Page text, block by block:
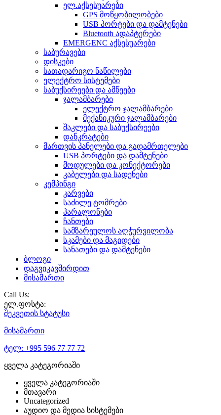
ელ.აქსესუარები
GPS მოწყობილობები
USB პორტები და დამტენები
Bluetooth ადაპტერები
EMERGENC აქსესუარები
საბურავები
დისკები
სათადარიგო ნაწილები
ელექტრო სისტემები
საბუქსირეები და ამწეები
ჯალამბარები
ელექტრო ჯალამბარები
მექანიკური ჯალამბარები
შაკლები და საბუქსირეები
დანკრატები
მართვის პანელები და გადამრთელები
USB პორტები და დამტენები
მოდულები და კონექტორები
კაბელები და სადენები
კემპინგი
კარვები
საძილე ტომრები
პარალონები
ჩანთები
სამზარეულოს აღჭურვილობა
სკამები და მაგიდები
სანათები და დამტენები
ბლოგი
დაგვიკავშირდით
მისამართი
Call Us:
ელ.ფოსტა:
შეკვეთის სტატუსი
მისამართი
ტელ: +995 596 77 77 72
ყველა კატეგორიაში
ყველა კატეგორიაში
მთავარი
Uncategorized
აუდიო და მედია სისტემები